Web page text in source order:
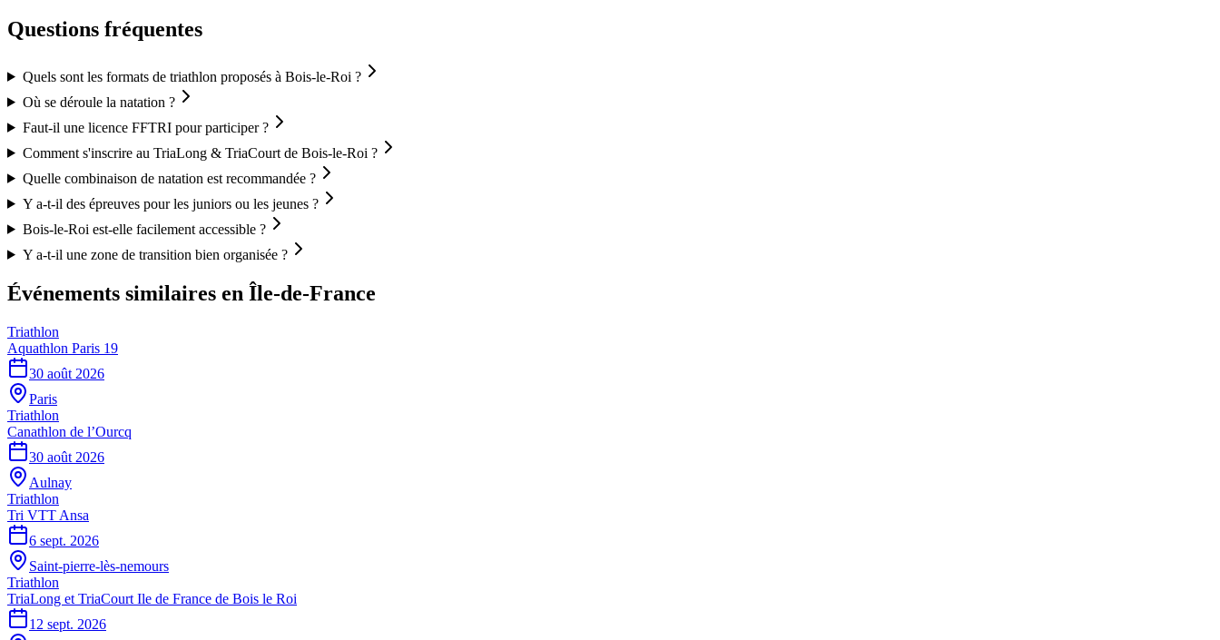
Questions fréquentes
Quels sont les formats de triathlon proposés à Bois-le-Roi ?
Où se déroule la natation ?
Faut-il une licence FFTRI pour participer ?
Comment s'inscrire au TriaLong & TriaCourt de Bois-le-Roi ?
Quelle combinaison de natation est recommandée ?
Y a-t-il des épreuves pour les juniors ou les jeunes ?
Bois-le-Roi est-elle facilement accessible ?
Y a-t-il une zone de transition bien organisée ?
Événements similaires en Île-de-France
Triathlon
Aquathlon Paris 19
30 août 2026
Paris
Triathlon
Canathlon de l’Ourcq
30 août 2026
Aulnay
Triathlon
Tri VTT Ansa
6 sept. 2026
Saint-pierre-lès-nemours
Triathlon
TriaLong et TriaCourt Ile de France de Bois le Roi
12 sept. 2026